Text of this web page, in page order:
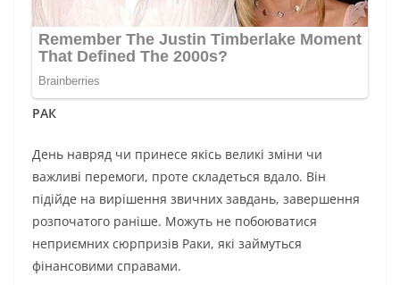
РАК
День навряд чи принесе якісь великі зміни чи
важливі перемоги, проте складеться вдало. Він
підійде на вирішення звичних завдань, завершення
розпочатого раніше. Можуть не побоюватися
неприємних сюрпризів Раки, які займуться
фінансовими справами.